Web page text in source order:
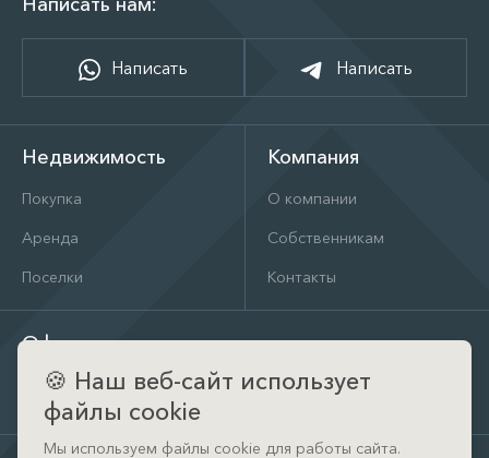
Написать Написать
Недвижимость
Покупка
Аренда
Поселки
Компания
О компании
Собственникам
Контакты
Офис
д. Тимошкино, ул. Архитектора Райта, д. 1 (КП Кристал
Истра)
🍪 Наш веб-сайт использует
файлы cookie
Мы используем файлы cookie для работы сайта.